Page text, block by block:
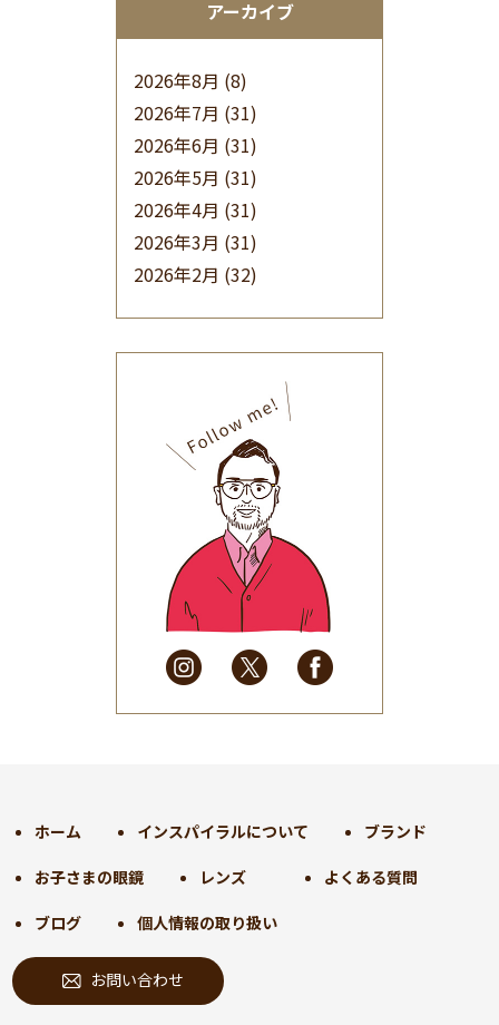
アーカイブ
2026年8月 (8)
2026年7月 (31)
2026年6月 (31)
2026年5月 (31)
2026年4月 (31)
2026年3月 (31)
2026年2月 (32)
(32)
2025年9月(30)
2025年8月(31)
2025年7月(37)
2025年6月(48)
2025年5月
(41)
2025年4月
(32)
2025年3月(31)
2025年2月
(28)
2025年1月
(34)
2024年9月(30)
2024年7月(31)
2024年6月(30)
2024年5月
2024年4月 (32)
ホーム インスパイラルについて ブランド
お子さまの眼鏡 レンズ よくある質問
ブログ 個人情報の取り扱い
お問い合わせ